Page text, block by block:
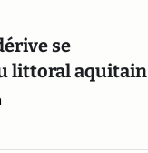
se
littoral aquitain